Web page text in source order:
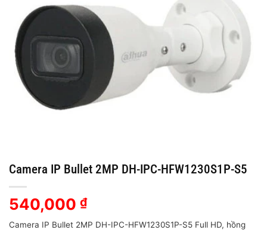
Camera IP Bullet 2MP DH-IPC-HFW1230S1P-S5
540,000 ₫
Camera IP Bullet 2MP DH-IPC-HFW1230S1P-S5 Full HD, hồng